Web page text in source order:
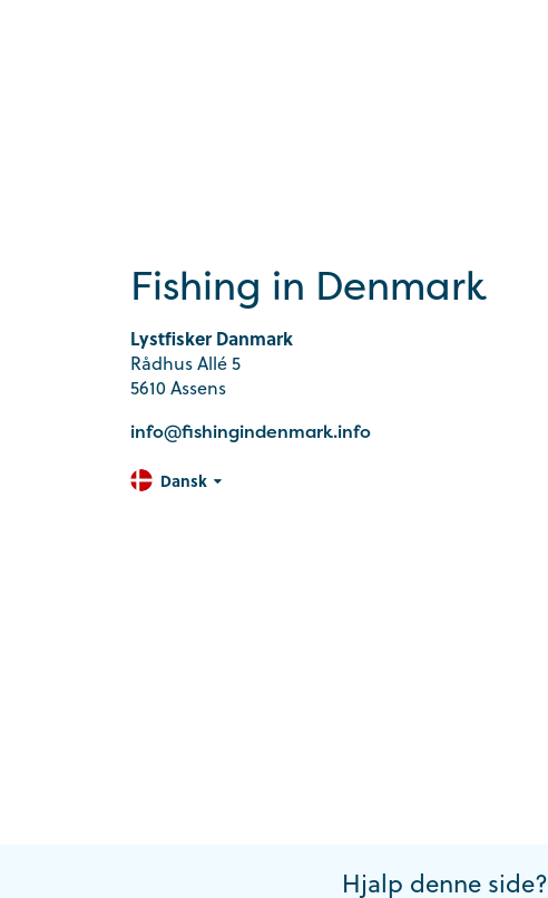
Fishing in Denmark
Lystfisker Danmark
Rådhus Allé 5
5610 Assens
info@fishingindenmark.info
Dansk
Hjalp denne side?